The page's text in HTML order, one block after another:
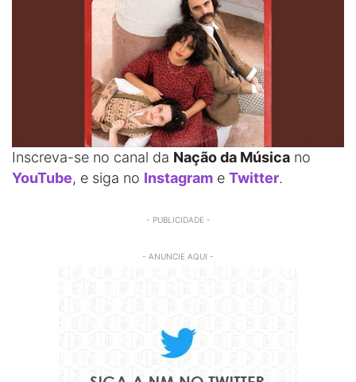
Inscreva-se no canal da Nação da Música no
YouTube, e siga no Instagram e Twitter.
- PUBLICIDADE -
- ANUNCIE AQUI -